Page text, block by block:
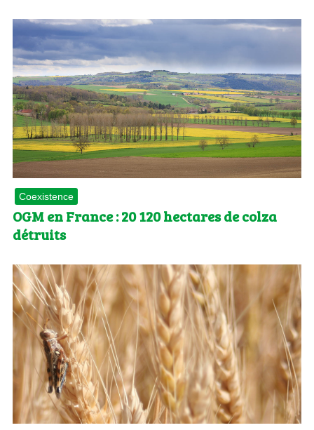
Coexistence
OGM en France : 20 120 hectares de colza
détruits